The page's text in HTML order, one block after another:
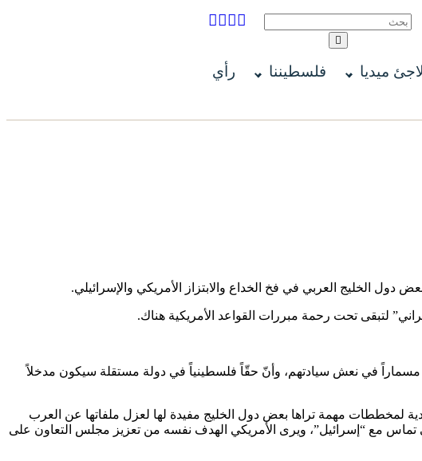
لاجئ ميديا فلسطيننا رأي
دول الخليج العربي في فخ الخداع والابتزاز الأمريكي والإسرائيلي.
لتبقى تحت رحمة مبررات القواعد الأمريكية هناك.
مسماراً في نعش سيادتهم، وأنّ حقّاً فلسطينياً في دولة مستقلة سيكون مدخلاً
لمخططات مهمة تراها بعض دول الخليج مفيدة لها لعزل ملفاتها عن العرب
تماس مع “إسرائيل”، ويرى الأمريكي الهدف نفسه من تعزيز مجلس التعاون على